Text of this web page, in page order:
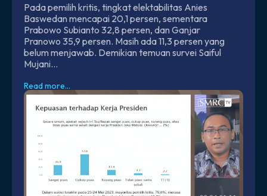
Pada pemilih kritis, tingkat elektabilitas Anies
Baswedan mencapai 20,1 persen, sementara
Prabowo Subianto 32,8 persen, dan Ganjar
Pranowo 35,9 persen. Masih ada 11,3 persen yang
belum menjawab. Demikian temuan survei Saiful
Mujani...
Read more...